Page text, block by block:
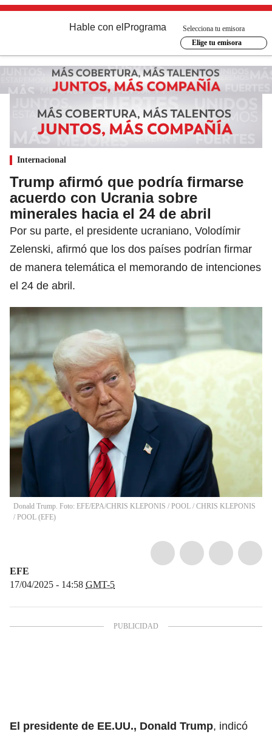
Hable con el Programa
Selecciona tu emisora
Elige tu emisora
Internacional
Trump afirmó que podría firmarse
acuerdo con Ucrania sobre
minerales hacia el 24 de abril
Por su parte, el presidente ucraniano, Volodímir
Zelenski, afirmó que los dos países podrían firmar
de manera telemática el memorando de intenciones
el 24 de abril.
Donald Trump. Foto: EFE/EPA/CHRIS KLEPONIS / POOL / CHRIS KLEPONIS
/ POOL (EFE)
EFE
17/04/2025 - 14:58 GMT-5
El presidente de EE.UU., Donald Trump, indicó